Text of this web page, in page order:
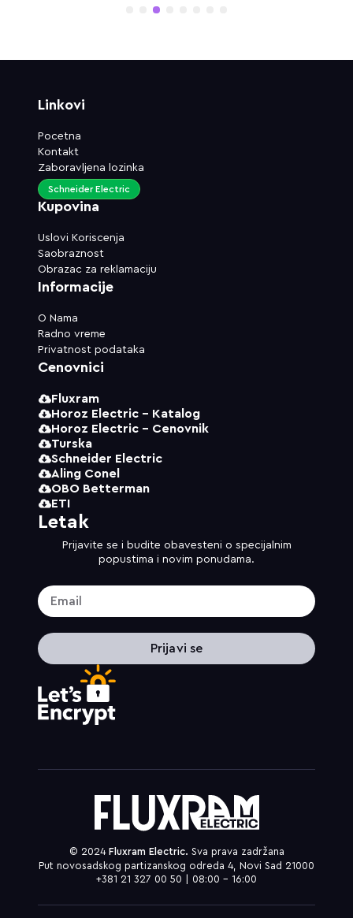
6
Linkovi
Pocetna
Kontakt
Zaboravljena lozinka
Kupovina
Uslovi Koriscenja
Saobraznost
Obrazac za reklamaciju
Schneider Electric
Informacije
O Nama
Radno vreme
Privatnost podataka
Cenovnici
Fluxram
Horoz Electric - Katalog
Horoz Electric - Cenovnik
Turska
Schneider Electric
Aling Conel
OBO Betterman
ETI
Letak
Prijavite se i budite obavesteni o specijalnim
popustima i novim ponudama.
Prijavi se
© 2024 Fluxram Electric. Sva prava zadržana
Put novosadskog partizanskog odreda 4, Novi Sad 21000
+381 21 327 00 50 | 08:00 – 16:00